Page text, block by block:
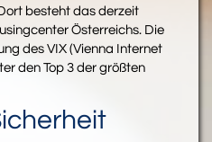
besteht das derzeit
Österreichs. Die
des VIX (Vienna Internet
den Top 3 der größten